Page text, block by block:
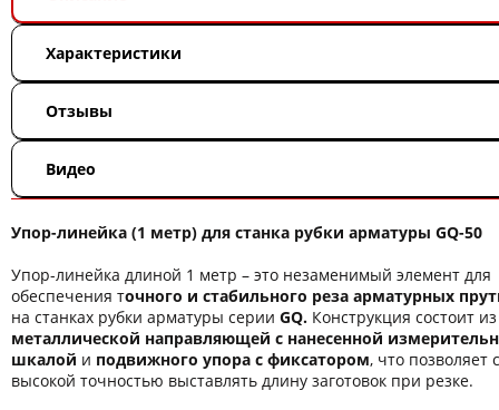
Характеристики
Отзывы
Видео
Упор-линейка (1 метр) для станка рубки арматуры GQ-50
Упор-линейка длиной 1 метр – это незаменимый элемент для
обеспечения точного и стабильного реза арматурных
на станках рубки арматуры серии GQ. Конструкция состоит из
металлической направляющей с нанесенной
шкалой и подвижного упора с фиксатором, что позволяет с
высокой точностью выставлять длину заготовок при резке.